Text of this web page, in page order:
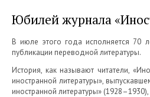
Юбилей журнала
В июле этого года исполняется 70
публикации переводной литературы.
История, как называют читатели,
иностранной литературы»,
иностранной литературы»